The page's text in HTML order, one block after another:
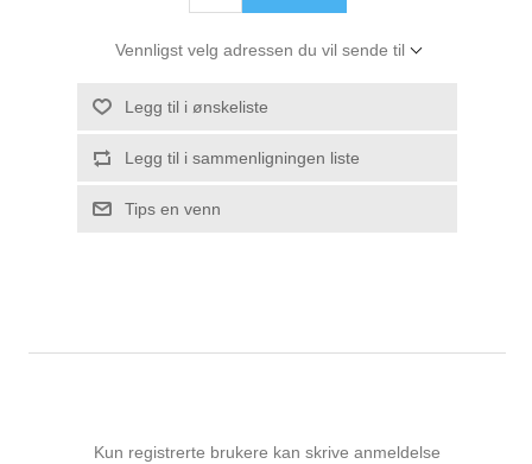
Vennligst velg adressen du vil sende til
Legg til i ønskeliste
Legg til i sammenligningen liste
Tips en venn
Kun registrerte brukere kan skrive anmeldelse